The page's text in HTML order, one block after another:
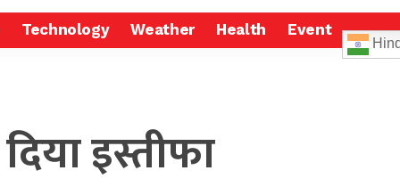
Technology Weather Health Event
इस्तीफा